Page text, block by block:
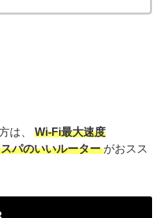
は、 Wi-Fi最大速度
パのいいルーター がおスス